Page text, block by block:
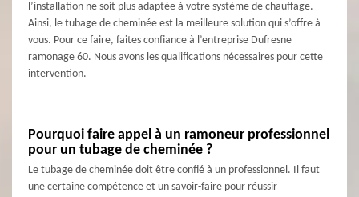
l’installation ne soit plus adaptée à votre système de chauffage.
Ainsi, le tubage de cheminée est la meilleure solution qui s’offre à
vous. Pour ce faire, faites confiance à l’entreprise Dufresne
ramonage 60. Nous avons les qualifications nécessaires pour cette
intervention.
Pourquoi faire appel à un ramoneur professionnel
pour un tubage de cheminée ?
Le tubage de cheminée doit être confié à un professionnel. Il faut
une certaine compétence et un savoir-faire pour réussir